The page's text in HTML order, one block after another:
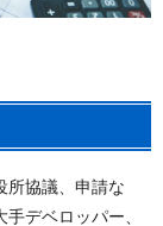
所協議、申請な
デベロッパー、